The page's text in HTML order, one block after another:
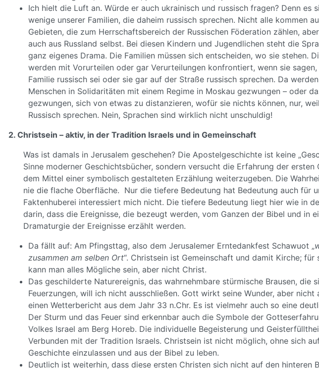
Ich hielt die Luft an. Würde er auch ukrainisch und russisch fragen? Denn es
wenige unserer Familien, die daheim russisch sprechen. Nicht alle kommen
Gebieten, die zum Herrschaftsbereich der Russischen Föderation zählen,
auch aus Russland selbst. Bei diesen Kindern und Jugendlichen steht die
ganz eigenes Drama. Die Familien müssen sich entscheiden, wo sie stehen.
werden mit Vorurteilen oder gar Verurteilungen konfrontiert, wenn sie sagen,
Familie russisch sei oder sie gar auf der Straße russisch sprechen. Da
Menschen in Solidaritäten mit einem Regime in Moskau gezwungen – oder
gezwungen, sich von etwas zu distanzieren, wofür sie nichts können, nur,
Russisch sprechen. Nein, Sprachen sind wirklich nicht unschuldig!
2. Christsein – aktiv, in der Tradition Israels und in Gemeinschaft
Was ist damals in Jerusalem geschehen? Die Apostelgeschichte ist keine
Sinne moderner Geschichtsbücher, sondern versucht die Erfahrung der ersten
dem Mittel einer symbolisch gestalteten Erzählung weiterzugeben. Die
nie die flache Oberfläche. Nur die tiefere Bedeutung hat Bedeutung auch für
Faktenhuberei interessiert mich nicht. Die tiefere Bedeutung liegt hier wie in
darin, dass die Ereignisse, die bezeugt werden, vom Ganzen der Bibel und in
Dramaturgie der Ereignisse erzählt werden.
Da fällt auf: Am Pfingsttag, also dem Jerusalemer Erntedankfest Schawuot „
zusammen am selben Ort“. Christsein ist Gemeinschaft und damit Kirche; für
kann man alles Mögliche sein, aber nicht Christ.
Das geschilderte Naturereignis, das wahrnehmbare stürmische Brausen, die
Feuerzungen, will ich nicht ausschließen. Gott wirkt seine Wunder, aber nicht
einen Wetterbericht aus dem Jahr 33 n.Chr. Es ist vielmehr auch so eine
Der Sturm und das Feuer sind erkennbar auch die Symbole der
Volkes Israel am Berg Horeb. Die individuelle Begeisterung und
Verbunden mit der Tradition Israels. Christsein ist nicht möglich, ohne sich
Geschichte einzulassen und aus der Bibel zu leben.
Deutlich ist weiterhin, dass diese ersten Christen sich nicht auf den hinteren